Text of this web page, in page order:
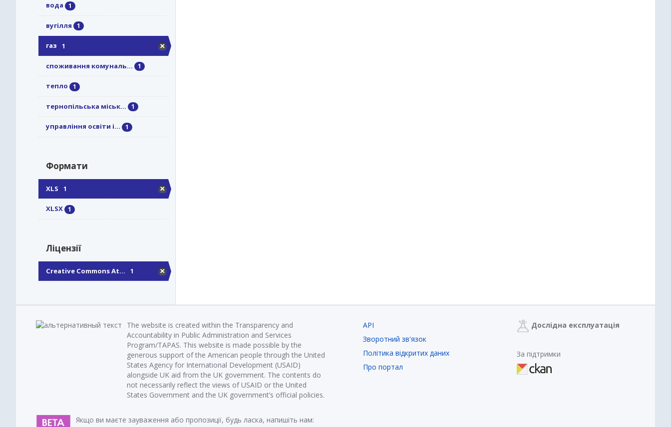
вода 1
вугілля 1
газ 1
споживання комуналь... 1
тепло 1
тернопільська міськ... 1
управління освіти і... 1
Формати
XLS 1
XLSX 1
Ліцензії
Creative Commons At... 1
The website is created within the Transparency and
Accountability in Public Administration and Services
Program/TAPAS. This website is made possible by the
generous support of the American people through the United
States Agency for International Development (USAID)
alongside UK aid from the UK government. The contents do
not necessarily reflect the views of USAID or the United
States Government and the UK government’s official policies.
Якщо ви маєте зауваження або пропозиції, будь ласка, напишіть нам:
API
Зворотний зв'язок
Політика відкритих даних
Про портал
Дослідна експлуатація
За підтримки